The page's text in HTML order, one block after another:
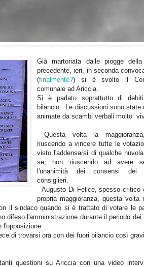
Già martoriata dalle piogge
precedente, ieri, in seconda
(finalmente?) si è svolto il
comunale ad Ariccia.
Si è parlato soprattutto di
bilancio. Le discussioni sono state
animate da scambi verbali molto
Questa volta la
riuscendo a vincere tutte le
visto l'addensarsi di qualche
se, non riuscendo ad avere
l'unanimità dei consensi dei
consiglieri.
Augusto Di Felice, spesso critico
propria maggioranza, questa volta
il sindaco quando si è trattato di votare le
difeso l'amministrazione durante il periodo dei
di trovarsi ora con dei fuori bilancio così
questioni su Ariccia con una video